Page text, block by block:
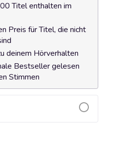
Titel enthalten im
Preis für Titel, die nicht
deinem Hörverhalten
Bestseller gelesen
Stimmen
hinzufügen